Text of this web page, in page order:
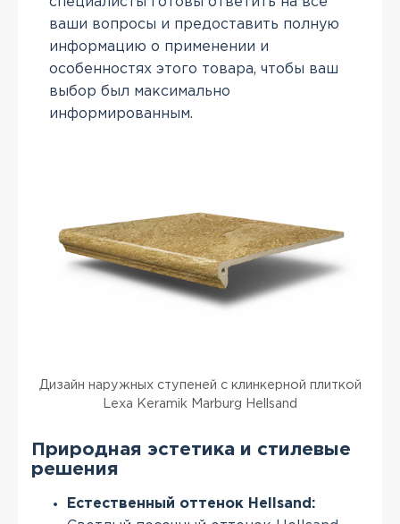
ваши вопросы и предоставить полную
информацию о применении и
особенностях этого товара, чтобы ваш
выбор был максимально
информированным.
Дизайн наружных ступеней с клинкерной плиткой
Lexa Keramik Marburg Hellsand
Природная эстетика и стилевые
решения
Естественный оттенок Hellsand: